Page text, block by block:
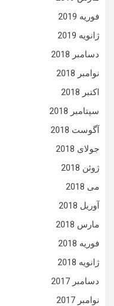
فوریه 2019
ژانویه 2019
دسامبر 2018
نوامبر 2018
اکتبر 2018
سپتامبر 2018
آگوست 2018
جولای 2018
ژوئن 2018
می 2018
آوریل 2018
مارس 2018
فوریه 2018
ژانویه 2018
دسامبر 2017
نوامبر 2017